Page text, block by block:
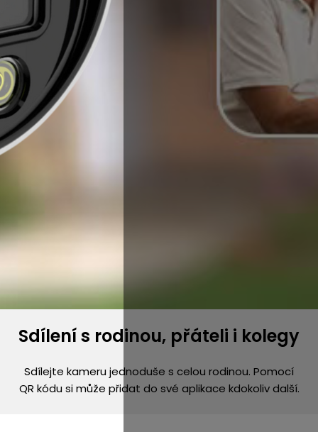
Sdílení s rodinou, přáteli i kolegy
Sdílejte kameru jednoduše s celou rodinou. Pomocí
QR kódu si může přidat do své aplikace kdokoliv další.